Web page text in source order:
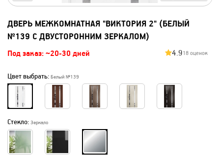
ДВЕРЬ МЕЖКОМНАТНАЯ "ВИКТОРИЯ 2" (БЕЛЫЙ
№139 С ДВУСТОРОННИМ ЗЕРКАЛОМ)
Под заказ: ~20-30 дней 4.918 оценок
Цвет выбрать: Белый №139
Стекло: Зеркало